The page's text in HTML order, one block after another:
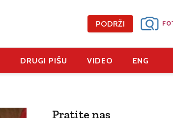
PODRŽI
DRUGI PIŠU VIDEO ENG
Pratite nas